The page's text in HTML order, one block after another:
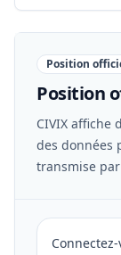
Position
Position
CIVIX affiche
des données
transmise